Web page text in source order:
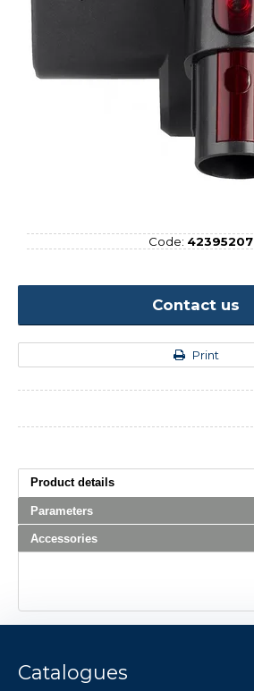
Code: 42395207
Contact us
Print
Product details
Parameters
Accessories
Catalogues